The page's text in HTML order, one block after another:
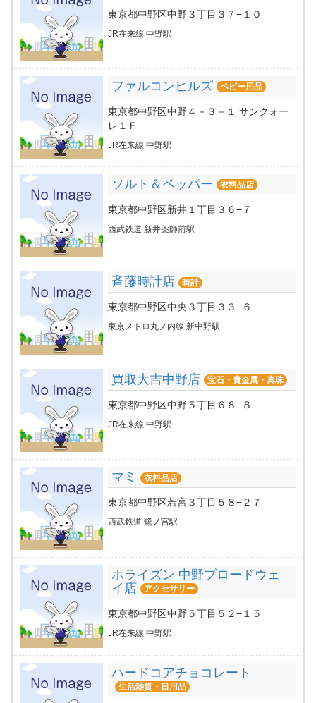
東京都中野区中野３丁目３７−１０
JR在来線 中野駅
ファルコンヒルズ ベビー用品
東京都中野区中野４－３－１ サンクォー
レ１Ｆ
JR在来線 中野駅
ソルト＆ペッパー 衣料品店
東京都中野区新井１丁目３６−７
西武鉄道 新井薬師前駅
斉藤時計店 時計
東京都中野区中央３丁目３３−６
東京メトロ丸ノ内線 新中野駅
買取大吉中野店 宝石・貴金属・真珠
東京都中野区中野５丁目６８−８
JR在来線 中野駅
マミ 衣料品店
東京都中野区若宮３丁目５８−２７
西武鉄道 鷺ノ宮駅
ホライズン 中野ブロードウェ
イ店
アクセサリー
東京都中野区中野５丁目５２−１５
JR在来線 中野駅
ハードコアチョコレート
生活雑貨・日用品